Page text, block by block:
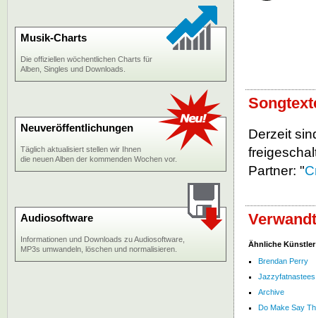
Derzeit
Partner: "
Ähnliche Künstler
Brendan Perry
Jazzyfatnastees
Archive
Do Make Say
Musik-Charts
Die offiziellen wöchentlichen Charts für
Alben, Singles und Downloads.
Neuveröffentlichungen
Täglich aktualisiert stellen wir Ihnen
die neuen Alben der kommenden Wochen vor.
Audiosoftware
Informationen und Downloads zu Audiosoftware,
MP3s umwandeln, löschen und normalisieren.